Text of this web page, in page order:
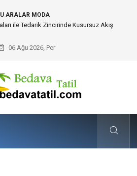
ARALAR MODA
Seyahat Prestijinde Ve Zaman Yönetiminde
06 Ağu 2026, Per